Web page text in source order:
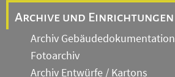
Archive und Einrichtungen
Archiv Gebäudedokumentation
Fotoarchiv
Archiv Entwürfe / Kartons